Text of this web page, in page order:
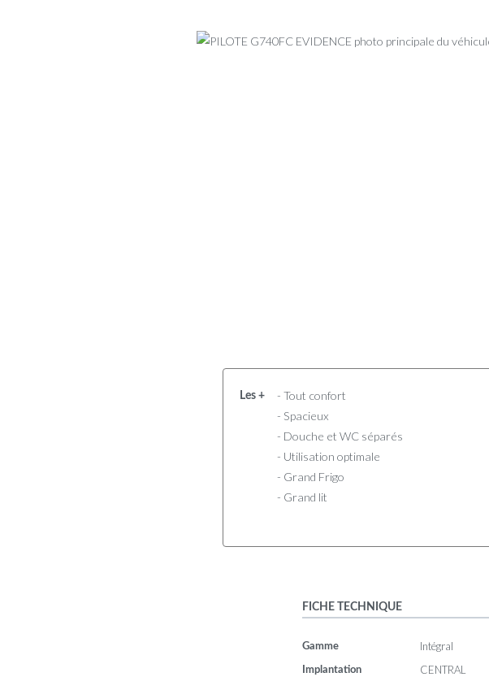
Les +
- Tout confort
- Spacieux
- Douche et WC séparés
- Utilisation optimale
- Grand Frigo
- Grand lit
FICHE TECHNIQUE
Gamme Intégral
Implantation CENTRAL